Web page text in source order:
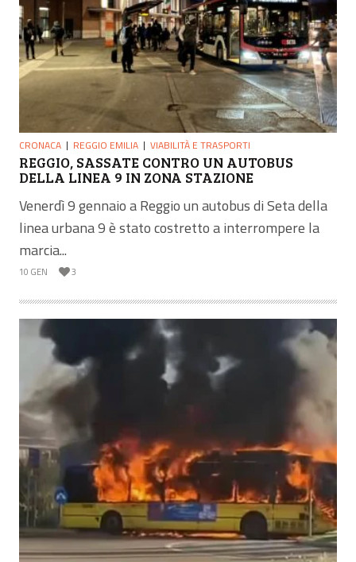
CRONACA REGGIO EMILIA VIABILITÀ E TRASPORTI
REGGIO, SASSATE CONTRO UN AUTOBUS
DELLA LINEA 9 IN ZONA STAZIONE
Venerdì 9 gennaio a Reggio un autobus di Seta della
linea urbana 9 è stato costretto a interrompere la
marcia...
10 GEN 3